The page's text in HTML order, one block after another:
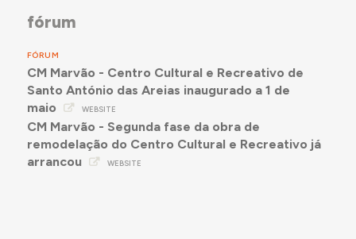
fórum
FÓRUM
CM Marvão - Centro Cultural e Recreativo de
Santo António das Areias inaugurado a 1 de
maio
WEBSITE
CM Marvão - Segunda fase da obra de
remodelação do Centro Cultural e Recreativo já
arrancou
WEBSITE